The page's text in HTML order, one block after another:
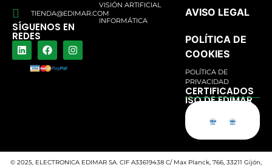
TIENDA@EDIMAR.COM
SÍGUENOS EN
REDES
VISIÓN ARTIFICIAL
INFORMÁTICA
AVISO LEGAL
POLÍTICA DE
COOKIES
POLÍTICA DE
PRIVACIDAD
CERTIFICADOS
ISO DE EDIMAR
© 2025, ELECTRONICA EDIMAR SA. CIF A33619438 C/ Max Planck, 766, 33211 Gijón,